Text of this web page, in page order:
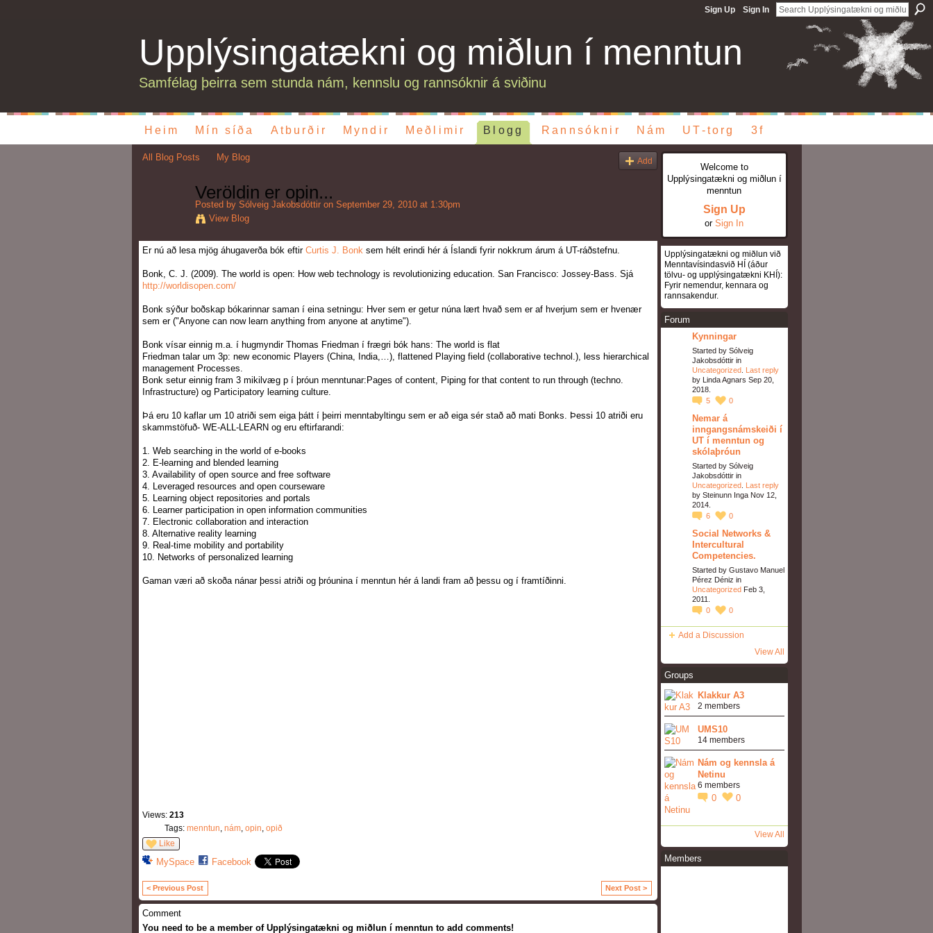
Sign Up Sign In
Upplýsingatækni og miðlun í menntun
Samfélag þeirra sem stunda nám, kennslu og rannsóknir á sviðinu
Heim Mín síða Atburðir Myndir Meðlimir Blogg Rannsóknir Nám UT-torg 3f
All Blog Posts My Blog Add
Veröldin er opin...
Posted by Sólveig Jakobsdóttiron September 29, 2010 at 1:30pm
View Blog
Er nú að lesa mjög áhugaverða bók eftir Curtis J. Bonk sem hélt erindi hér á Íslandi fyrir nokkrum árum á UT-ráðstefnu.
Bonk, C. J. (2009). The world is open: How web technology is revolutionizing education. San Francisco: Jossey-Bass. Sjá
http://worldisopen.com/
Bonk sýður boðskap bókarinnar saman í eina setningu: Hver sem er getur núna lært hvað sem er af hverjum sem er hvenær
sem er ("Anyone can now learn anything from anyone at anytime").
Bonk vísar einnig m.a. í hugmyndir Thomas Friedman í frægri bók hans: The world is flat
Friedman talar um 3p: new economic Players (China, India,…), flattened Playing field (collaborative technol.), less hierarchical
management Processes.
Bonk setur einnig fram 3 mikilvæg p í þróun menntunar:Pages of content, Piping for that content to run through (techno.
Infrastructure) og Participatory learning culture.
Þá eru 10 kaflar um 10 atriði sem eiga þátt í þeirri menntabyltingu sem er að eiga sér stað að mati Bonks. Þessi 10 atriði eru
skammstöfuð- WE-ALL-LEARN og eru eftirfarandi:
1. Web searching in the world of e-books
2. E-learning and blended learning
3. Availability of open source and free software
4. Leveraged resources and open courseware
5. Learning object repositories and portals
6. Learner participation in open information communities
7. Electronic collaboration and interaction
8. Alternative reality learning
9. Real-time mobility and portability
10. Networks of personalized learning
Gaman væri að skoða nánar þessi atriði og þróunina í menntun hér á landi fram að þessu og í framtíðinni.
Views: 213
Tags: menntun, nám, opin, opið
Like
MySpace Facebook
< Previous Post Next Post >
Comment
You need to be a member of Upplýsingatækni og miðlun í menntun to add comments!
Welcome to
Upplýsingatækni og miðlun í
menntun
Sign Up
or Sign In
Upplýsingatækni og miðlun við
Menntavísindasvið HÍ (áður
tölvu- og upplýsingatækni KHÍ):
Fyrir nemendur, kennara og
rannsakendur.
Forum
Kynningar
Started by Sólveig
Jakobsdóttir in
Uncategorized
Last reply
by Linda Agnars Sep 20,
2018.
5
0
Nemar á
inngangsnámskeiði í
UT í menntun og
skólaþróun
Started by Sólveig
Jakobsdóttir in
Uncategorized
Last reply
by Steinunn Inga Nov 12,
2014.
6
0
Social Networks &
Intercultural
Competencies.
Started by Gustavo Manuel
Pérez Déniz in
UncategorizedFeb 3,
2011.
0
0
Add a Discussion
View All
Groups
Klakkur A3
2 members
UMS10
14 members
Nám og kennsla á
Netinu
6 members
0 0
View All
Members